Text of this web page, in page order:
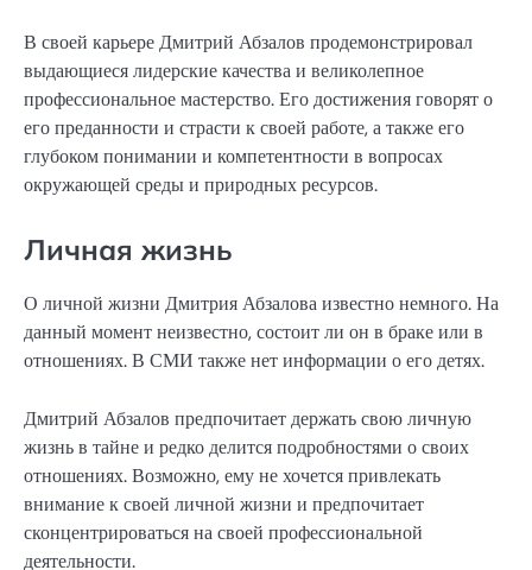
В своей карьере Дмитрий Абзалов продемонстрировал
выдающиеся лидерские качества и великолепное
профессиональное мастерство. Его достижения говорят о
его преданности и страсти к своей работе, а также его
глубоком понимании и компетентности в вопросах
окружающей среды и природных ресурсов.
Личная жизнь
О личной жизни Дмитрия Абзалова известно немного. На
данный момент неизвестно, состоит ли он в браке или в
отношениях. В СМИ также нет информации о его детях.
Дмитрий Абзалов предпочитает держать свою личную
жизнь в тайне и редко делится подробностями о своих
отношениях. Возможно, ему не хочется привлекать
внимание к своей личной жизни и предпочитает
сконцентрироваться на своей профессиональной
деятельности.